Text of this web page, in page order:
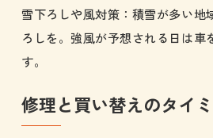
雪下ろしや風対策：積雪が多い地
ろしを。強風が予想される日は車
す。
修理と買い替えのタイ